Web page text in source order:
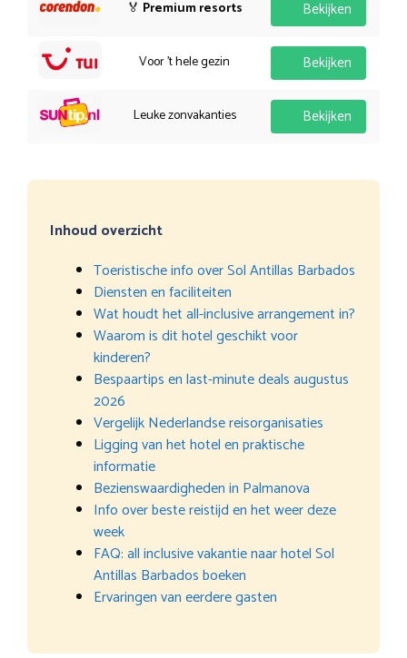
🏅 Premium resorts Bekijken
Voor 't hele gezin Bekijken
Leuke zonvakanties Bekijken
Inhoud overzicht
Toeristische info over Sol Antillas Barbados
Diensten en faciliteiten
Wat houdt het all-inclusive arrangement in?
Waarom is dit hotel geschikt voor
kinderen?
Bespaartips en last-minute deals augustus
2026
Vergelijk Nederlandse reisorganisaties
Ligging van het hotel en praktische
informatie
Bezienswaardigheden in Palmanova
Info over beste reistijd en het weer deze
week
FAQ: all inclusive vakantie naar hotel Sol
Antillas Barbados boeken
Ervaringen van eerdere gasten